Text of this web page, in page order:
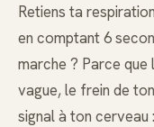
Retiens ta
en comptant 6
marche ? Parce
vague, le frein de
signal à ton cerveau